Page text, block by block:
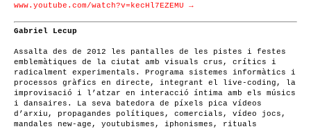
www.youtube.com/watch?v=kecHl7EZEMU →
Gabriel Lecup
Assalta des de 2012 les pantalles de les pistes i festes
emblemàtiques de la ciutat amb visuals crus, crítics i
radicalment experimentals. Programa sistemes informàtics i
processos gràfics en directe, integrant el live-coding, la
improvisació i l’atzar en interacció íntima amb els músics
i dansaires. La seva batedora de píxels pica vídeos
d’arxiu, propagandes polítiques, comercials, vídeo jocs,
mandales new-age, youtubismes, iphonismes, rituals